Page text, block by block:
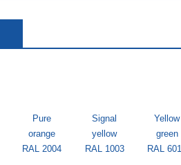
Pure
orange
RAL 2004
Signal
yellow
RAL 1003
Yellow
green
RAL